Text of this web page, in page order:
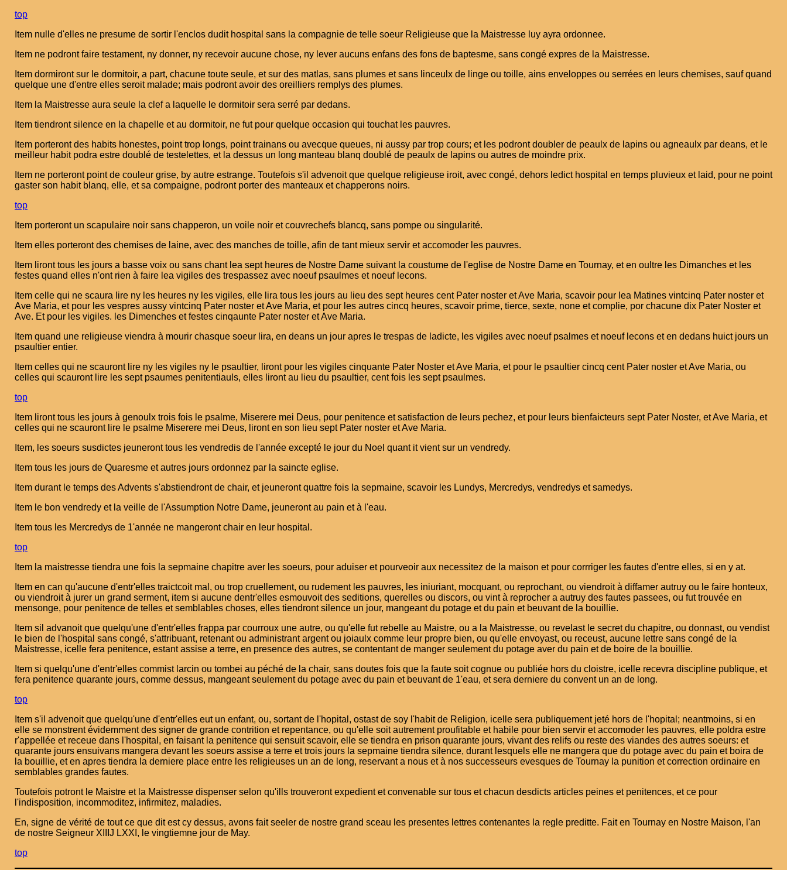
top
Item nulle d'elles ne presume de sortir l'enclos dudit hospital sans la compagnie de telle soeur Religieuse que la Maistresse luy ayra ordonnee.
Item ne podront faire testament, ny donner, ny recevoir aucune chose, ny lever aucuns enfans des fons de baptesme, sans congé expres de la Maistresse.
Item dormiront sur le dormitoir, a part, chacune toute seule, et sur des matlas, sans plumes et sans linceulx de linge ou toille, ains enveloppes ou serrées en leurs chemises, sauf quand
quelque une d'entre elles seroit malade; mais podront avoir des oreilliers remplys des plumes.
Item la Maistresse aura seule la clef a laquelle le dormitoir sera serré par dedans.
Item tiendront silence en la chapelle et au dormitoir, ne fut pour quelque occasion qui touchat les pauvres.
Item porteront des habits honestes, point trop longs, point trainans ou avecque queues, ni aussy par trop cours; et les podront doubler de peaulx de lapins ou agneaulx par deans, et le
meilleur habit podra estre doublé de testelettes, et la dessus un long manteau blanq doublé de peaulx de lapins ou autres de moindre prix.
Item ne porteront point de couleur grise, by autre estrange. Toutefois s'il advenoit que quelque religieuse iroit, avec congé, dehors ledict hospital en temps pluvieux et laid, pour ne point
gaster son habit blanq, elle, et sa compaigne, podront porter des manteaux et chapperons noirs.
top
Item porteront un scapulaire noir sans chapperon, un voile noir et couvrechefs blancq, sans pompe ou singularité.
Item elles porteront des chemises de laine, avec des manches de toille, afin de tant mieux servir et accomoder les pauvres.
Item liront tous les jours a basse voix ou sans chant lea sept heures de Nostre Dame suivant la coustume de l'eglise de Nostre Dame en Tournay, et en oultre les Dimanches et les
festes quand elles n'ont rien à faire lea vigiles des trespassez avec noeuf psaulmes et noeuf lecons.
Item celle qui ne scaura lire ny les heures ny les vigiles, elle lira tous les jours au lieu des sept heures cent Pater noster et Ave Maria, scavoir pour lea Matines vintcinq Pater noster et
Ave Maria, et pour les vespres aussy vintcinq Pater noster et Ave Maria, et pour les autres cincq heures, scavoir prime, tierce, sexte, none et complie, por chacune dix Pater Noster et
Ave. Et pour les vigiles. les Dimenches et festes cinqaunte Pater noster et Ave Maria.
Item quand une religieuse viendra à mourir chasque soeur lira, en deans un jour apres le trespas de ladicte, les vigiles avec noeuf psalmes et noeuf lecons et en dedans huict jours un
psaultier entier.
Item celles qui ne scauront lire ny les vigiles ny le psaultier, liront pour les vigiles cinquante Pater Noster et Ave Maria, et pour le psaultier cincq cent Pater noster et Ave Maria, ou
celles qui scauront lire les sept psaumes penitentiauls, elles liront au lieu du psaultier, cent fois les sept psaulmes.
top
Item liront tous les jours à genoulx trois fois le psalme, Miserere mei Deus, pour penitence et satisfaction de leurs pechez, et pour leurs bienfaicteurs sept Pater Noster, et Ave Maria, et
celles qui ne scauront lire le psalme Miserere mei Deus, liront en son lieu sept Pater noster et Ave Maria.
Item, les soeurs susdictes jeuneront tous les vendredis de l'année excepté le jour du Noel quant it vient sur un vendredy.
Item tous les jours de Quaresme et autres jours ordonnez par la saincte eglise.
Item durant le temps des Advents s'abstiendront de chair, et jeuneront quattre fois la sepmaine, scavoir les Lundys, Mercredys, vendredys et samedys.
Item le bon vendredy et la veille de l'Assumption Notre Dame, jeuneront au pain et à l'eau.
Item tous les Mercredys de 1'année ne mangeront chair en leur hospital.
top
Item la maistresse tiendra une fois la sepmaine chapitre aver les soeurs, pour aduiser et pourveoir aux necessitez de la maison et pour corrriger les fautes d'entre elles, si en y at.
Item en can qu'aucune d'entr'elles traictcoit mal, ou trop cruellement, ou rudement les pauvres, les iniuriant, mocquant, ou reprochant, ou viendroit à diffamer autruy ou le faire honteux,
ou viendroit à jurer un grand serment, item si aucune dentr'elles esmouvoit des seditions, querelles ou discors, ou vint à reprocher a autruy des fautes passees, ou fut trouvée en
mensonge, pour penitence de telles et semblables choses, elles tiendront silence un jour, mangeant du potage et du pain et beuvant de la bouillie.
Item sil advanoit que quelqu'une d'entr'elles frappa par courroux une autre, ou qu'elle fut rebelle au Maistre, ou a la Maistresse, ou revelast le secret du chapitre, ou donnast, ou vendist
le bien de l'hospital sans congé, s'attribuant, retenant ou administrant argent ou joiaulx comme leur propre bien, ou qu'elle envoyast, ou receust, aucune lettre sans congé de la
Maistresse, icelle fera penitence, estant assise a terre, en presence des autres, se contentant de manger seulement du potage aver du pain et de boire de la bouillie.
Item si quelqu'une d'entr'elles commist larcin ou tombei au péché de la chair, sans doutes fois que la faute soit cognue ou publiée hors du cloistre, icelle recevra discipline publique, et
fera penitence quarante jours, comme dessus, mangeant seulement du potage avec du pain et beuvant de 1'eau, et sera derniere du convent un an de long.
top
Item s'il advenoit que quelqu'une d'entr'elles eut un enfant, ou, sortant de l'hopital, ostast de soy l'habit de Religion, icelle sera publiquement jeté hors de l'hopital; neantmoins, si en
elle se monstrent évidemment des signer de grande contrition et repentance, ou qu'elle soit autrement proufitable et habile pour bien servir et accomoder les pauvres, elle poldra estre
r'appellée et receue dans l'hospital, en faisant la penitence qui sensuit scavoir, elle se tiendra en prison quarante jours, vivant des relifs ou reste des viandes des autres soeurs: et
quarante jours ensuivans mangera devant les soeurs assise a terre et trois jours la sepmaine tiendra silence, durant lesquels elle ne mangera que du potage avec du pain et boira de
la bouillie, et en apres tiendra la derniere place entre les religieuses un an de long, reservant a nous et à nos successeurs evesques de Tournay la punition et correction ordinaire en
semblables grandes fautes.
Toutefois potront le Maistre et la Maistresse dispenser selon qu'ills trouveront expedient et convenable sur tous et chacun desdicts articles peines et penitences, et ce pour
l'indisposition, incommoditez, infirmitez, maladies.
En, signe de vérité de tout ce que dit est cy dessus, avons fait seeler de nostre grand sceau les presentes lettres contenantes la regle preditte. Fait en Tournay en Nostre Maison, l'an
de nostre Seigneur XIIIJ LXXI, le vingtiemne jour de May.
top